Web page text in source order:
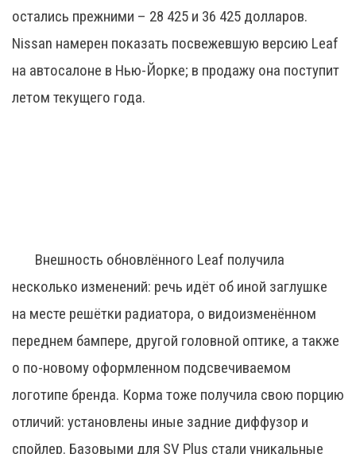
остались прежними – 28 425 и 36 425 долларов.
Nissan намерен показать посвежевшую версию Leaf
на автосалоне в Нью-Йорке; в продажу она поступит
летом текущего года.
Внешность обновлённого Leaf получила
несколько изменений: речь идёт об иной заглушке
на месте решётки радиатора, о видоизменённом
переднем бампере, другой головной оптике, а также
о по-новому оформленном подсвечиваемом
логотипе бренда. Корма тоже получила свою порцию
отличий: установлены иные задние диффузор и
спойлер. Базовыми для SV Plus стали уникальные